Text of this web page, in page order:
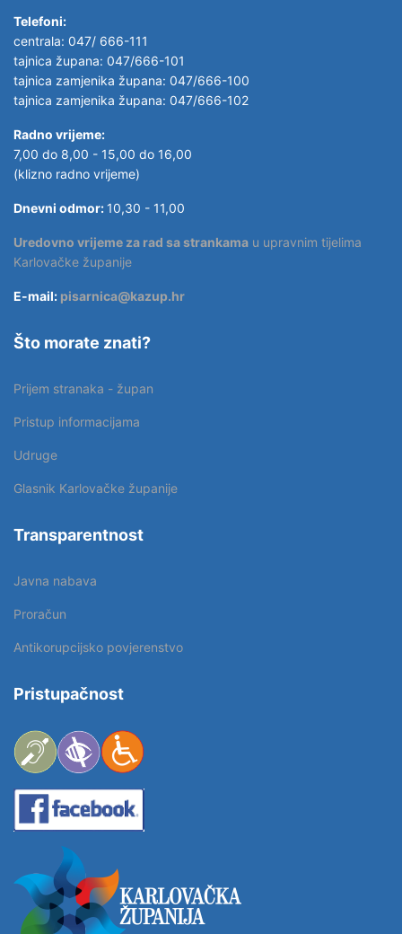
Telefoni:
centrala: 047/ 666-111
tajnica župana: 047/666-101
tajnica zamjenika župana: 047/666-100
tajnica zamjenika župana: 047/666-102
Radno vrijeme:
7,00 do 8,00 - 15,00 do 16,00
(klizno radno vrijeme)
Dnevni odmor: 10,30 - 11,00
Uredovno vrijeme za rad sa strankama u upravnim tijelima
Karlovačke županije
E-mail: pisarnica@kazup.hr
Što morate znati?
Prijem stranaka - župan
Pristup informacijama
Udruge
Glasnik Karlovačke županije
Transparentnost
Javna nabava
Proračun
Antikorupcijsko povjerenstvo
Pristupačnost